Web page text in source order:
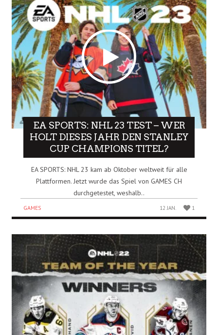
EA SPORTS: NHL 23 TEST – WER
HOLT DIESES JAHR DEN STANLEY
CUP CHAMPIONS TITEL?
EA SPORTS: NHL 23 kam ab Oktober weltweit für alle
Plattformen. Jetzt wurde das Spiel von GAMES CH
durchgetestet, weshalb..
GAMES 12 JAN. 1